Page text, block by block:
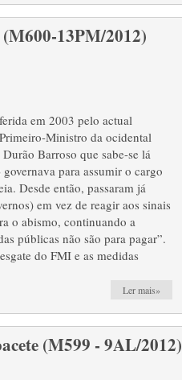
13PM/2012)
em 2003 pelo actual
Ministro da ocidental
Barroso que sabe-se lá
para assumir o cargo
Desde então, passaram já
em vez de reagir aos sinais
o abismo, continuando a
públicas não são para pagar”.
do FMI e as medidas
Ler mais»
(M599 - 9AL/2012)